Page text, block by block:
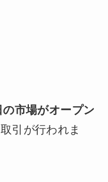
の市場がオープン
引が行われま